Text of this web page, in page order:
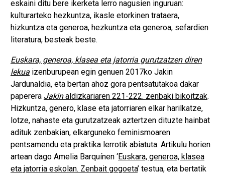
eskaini ditu bere ikerketa lerro nagusien inguruan:
kulturarteko hezkuntza, ikasle etorkinen trataera,
hizkuntza eta generoa, hezkuntza eta generoa, sefardien
literatura, besteak beste.
Euskara, generoa, klasea eta jatorria gurutzatzen diren
lekuaizenburupean egin genuen 2017ko Jakin
Jardunaldia, eta bertan ahoz gora pentsatutakoa dakar
paperera Jakinaldizkariaren 221-222. zenbaki bikoitzak.
Hizkuntza, genero, klase eta jatorriaren elkar harilkatze,
lotze, nahaste eta gurutzatzeak aztertzen dituzte hainbat
adituk zenbakian, elkarguneko feminismoaren
pentsamendu eta praktika lerrotik abiatuta. Artikulu horien
artean dago Amelia Barquínen ‘Euskara, generoa, klasea
eta jatorria eskolan. Zenbait gogoeta’ testua, eta bertatik